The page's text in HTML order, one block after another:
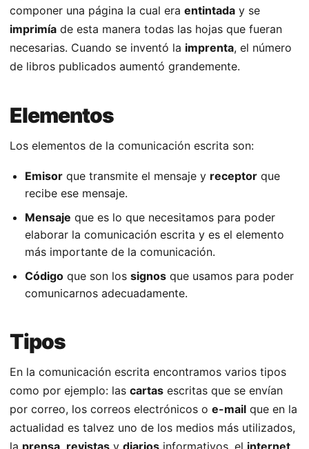
componer una página la cual era entintada y se
imprimía de esta manera todas las hojas que fueran
necesarias. Cuando se inventó la imprenta, el número
de libros publicados aumentó grandemente.
Elementos
Los elementos de la comunicación escrita son:
Emisor que transmite el mensaje y receptor que
recibe ese mensaje.
Mensaje que es lo que necesitamos para poder
elaborar la comunicación escrita y es el elemento
más importante de la comunicación.
Código que son los signos que usamos para poder
comunicarnos adecuadamente.
Tipos
En la comunicación escrita encontramos varios tipos
como por ejemplo: las cartas escritas que se envían
por correo, los correos electrónicos o e-mail que en la
actualidad es talvez uno de los medios más utilizados,